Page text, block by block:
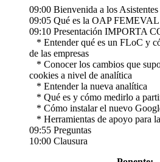
09:00 Bienvenida a los Asistentes
09:05 Qué es la OAP FEMEVAL
09:10 Presentación IMPORTA
* Entender qué es un FLoC y
de las empresas
* Conocer los cambios que
cookies a nivel de analítica
* Entender la nueva analítica
* Qué es y cómo medirlo a
* Cómo instalar el nuevo
* Herramientas de apoyo para
09:55 Preguntas
10:00 Clausura